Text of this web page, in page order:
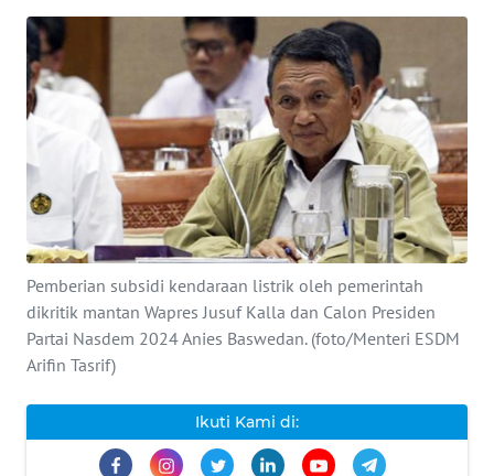
Pemberian subsidi kendaraan listrik oleh pemerintah
dikritik mantan Wapres Jusuf Kalla dan Calon Presiden
Partai Nasdem 2024 Anies Baswedan. (foto/Menteri ESDM
Arifin Tasrif)
Ikuti Kami di:
INDEKS
BERITA
KONTAK
KAMI
INFO
IKLAN
KAMI
MEDIA